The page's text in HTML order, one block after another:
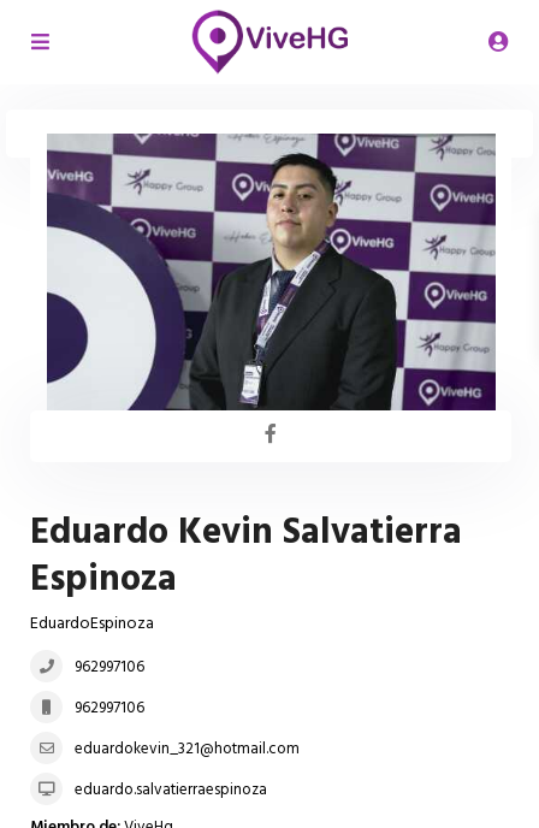
Eduardo Kevin Salvatierra
Espinoza
EduardoEspinoza
962997106
962997106
eduardokevin_321@hotmail.com
eduardo.salvatierraespinoza